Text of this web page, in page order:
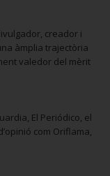
creador i
àmplia trajectòria
valedor del mèrit
El Periódico, el
com Oriflama,